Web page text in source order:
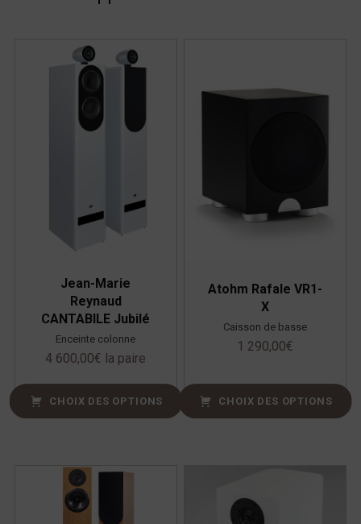
Jean-Marie
Reynaud
CANTABILE Jubilé
Enceinte colonne
4 600,00€ la paire
CHOIX DES OPTIONS
Atohm Rafale VR1-
X
Caisson de basse
1 290,00€
CHOIX DES OPTIONS